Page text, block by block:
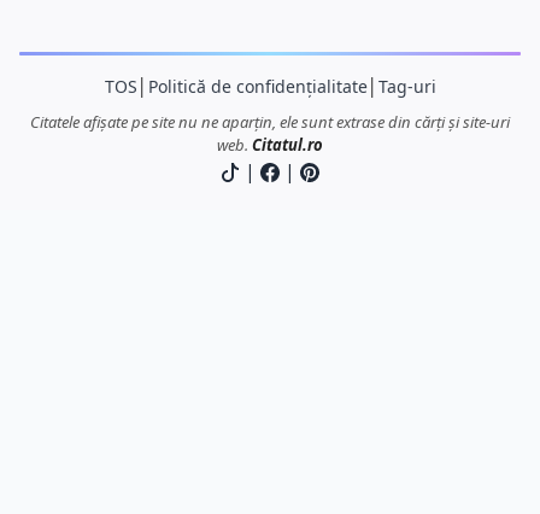
TOS Politică de confidențialitate│ Tag-uri
Citatele afișate pe site nu ne aparțin, ele sunt extrase din cărți și site-uri
web. Citatul.ro
| |